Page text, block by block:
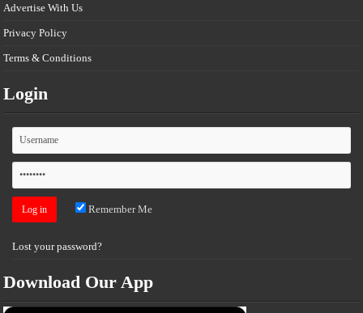
Advertise With Us
Privacy Policy
Terms & Conditions
Login
Remember Me
Lost your password?
Download Our App